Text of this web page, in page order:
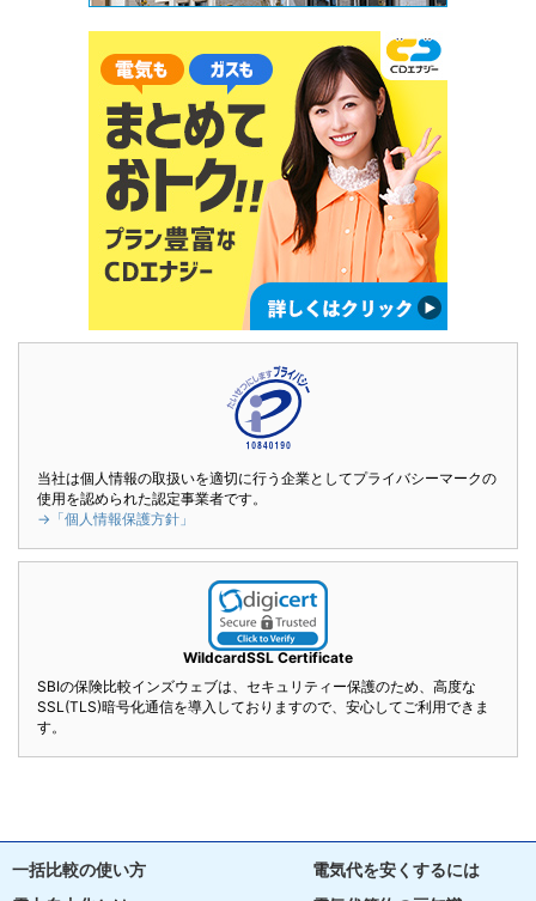
当社は個人情報の取扱いを適切に行う企業としてプライバシーマークの
使用を認められた認定事業者です。
→「個人情報保護方針」
WildcardSSL Certificate
SBIの保険比較インズウェブは、セキュリティー保護のため、高度な
SSL(TLS)暗号化通信を導入しておりますので、安心してご利用できま
す。
一括比較の使い方
電気代を安くするには